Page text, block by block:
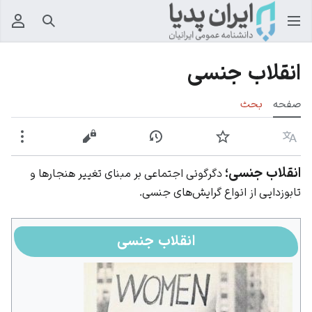
جستجو
انقلاب جنسی
صفحه بحث
زبان پیگیری نمایش تاریخچهنمایش مبدأ
انقلاب جنسی؛ دگرگونی اجتماعی بر مبنای تغییر هنجارها و
تابوزدایی از انواع گرایش‌های جنسی.
انقلاب جنسی